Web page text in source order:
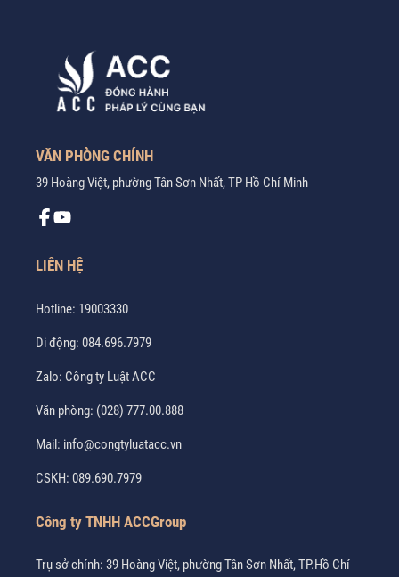
VĂN PHÒNG CHÍNH
39 Hoàng Việt, phường Tân Sơn Nhất, TP Hồ Chí Minh
LIÊN HỆ
Hotline: 19003330
Di động: 084.696.7979
Zalo: Công ty Luật ACC
Văn phòng: (028) 777.00.888
Mail: info@congtyluatacc.vn
CSKH: 089.690.7979
Công ty TNHH ACCGroup
Trụ sở chính: 39 Hoàng Việt, phường Tân Sơn Nhất, TP.Hồ Chí